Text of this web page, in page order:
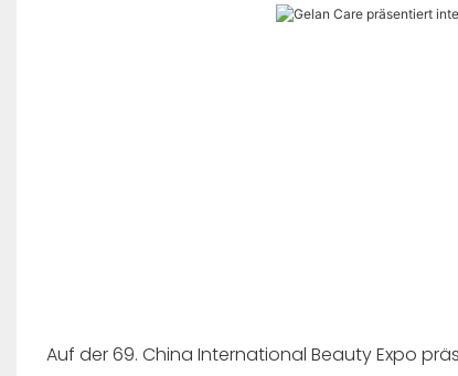
Auf der 69. China International Beauty Expo